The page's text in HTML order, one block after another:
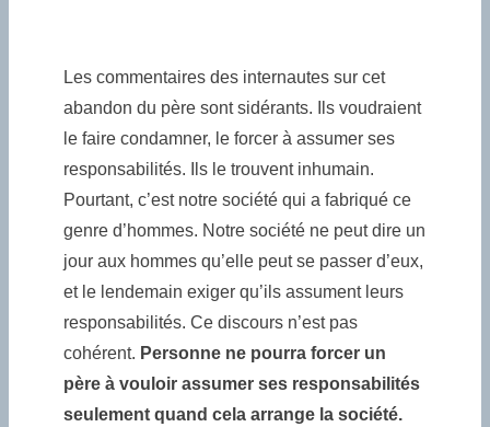
Les commentaires des internautes sur cet
abandon du père sont sidérants. Ils voudraient
le faire condamner, le forcer à assumer ses
responsabilités. Ils le trouvent inhumain.
Pourtant, c’est notre société qui a fabriqué ce
genre d’hommes. Notre société ne peut dire un
jour aux hommes qu’elle peut se passer d’eux,
et le lendemain exiger qu’ils assument leurs
responsabilités. Ce discours n’est pas
cohérent. Personne ne pourra forcer un
père à vouloir assumer ses responsabilités
seulement quand cela arrange la société.